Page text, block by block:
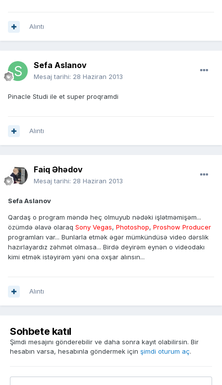
Alıntı
Sefa Aslanov
Mesaj tarihi: 28 Haziran 2013
Pinacle Studi ile et super proqramdi
Alıntı
Faiq Əhədov
Mesaj tarihi: 28 Haziran 2013
Sefa Aslanov
Qardaş o program məndə heç olmuyub nədəki işlətməmişəm...
özümdə əlavə olaraq Sony Vegas, Photoshop, Proshow Producer
programları var... Bunlarla etmək əgər mümkündüsə video dərslik
hazırlayardız zəhmət olmasa... Birdə deyirəm eynən o videodakı
kimi etmək istəyirəm yəni ona oxşar alınsın...
Alıntı
Sohbete katıl
Şimdi mesajını gönderebilir ve daha sonra kayıt olabilirsin. Bir
hesabın varsa, hesabınla göndermek için şimdi oturum aç.